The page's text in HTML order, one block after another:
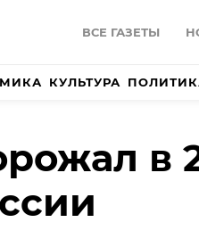
ВСЕ ГАЗЕТЫ
КУЛЬТУРА
в